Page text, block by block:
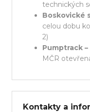
technických
Boskovické
celou dobu
2)
Pumptrack –
MČR
Kontakty a